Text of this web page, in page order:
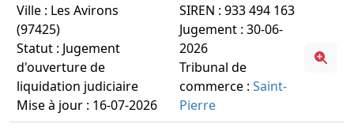
Ville : Les Avirons
(97425)
Statut : Jugement
d'ouverture de
liquidation judiciaire
Mise à jour : 16-07-2026
SIREN : 933 494 163
Jugement : 30-06-
2026
Tribunal de
commerce :Saint-
Pierre